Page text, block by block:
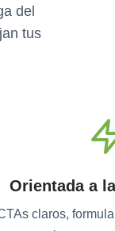
del
tus
Orientada a
claros,